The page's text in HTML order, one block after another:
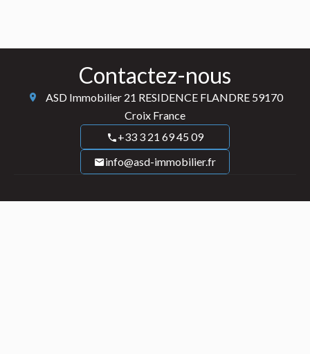
Contactez-nous
ASD Immobilier21 RESIDENCE FLANDRE 59170
Croix France
+33 3 21 69 45 09
info@asd-immobilier.fr
Informations legales